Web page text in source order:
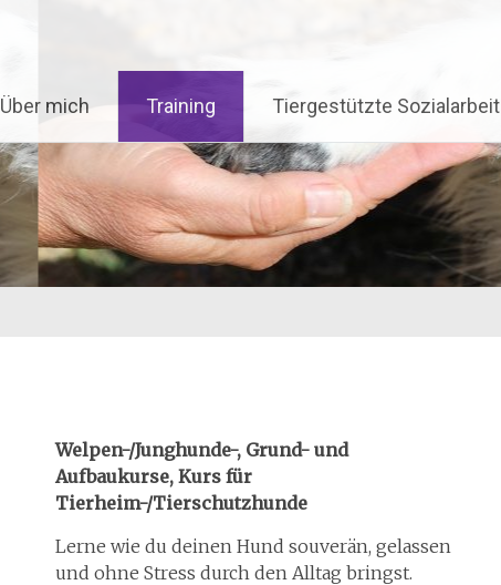
Über mich Training Tiergestützte Sozialarbeit
Welpen-/Junghunde-, Grund- und
Aufbaukurse, Kurs für
Tierheim-/Tierschutzhunde
Lerne wie du deinen Hund souverän, gelassen
und ohne Stress durch den Alltag bringst.